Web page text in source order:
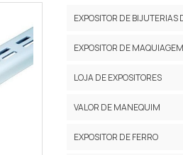
EXPOSITOR DE BIJUTERIAS
EXPOSITOR DE
LOJA DE EXPOSITORES
VALOR DE MANEQUIM
EXPOSITOR DE FERRO